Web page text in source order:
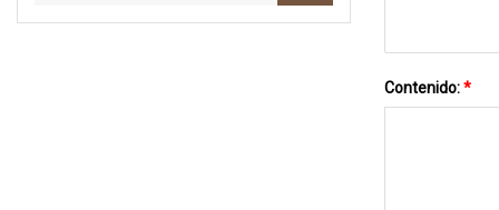
Contenido:*